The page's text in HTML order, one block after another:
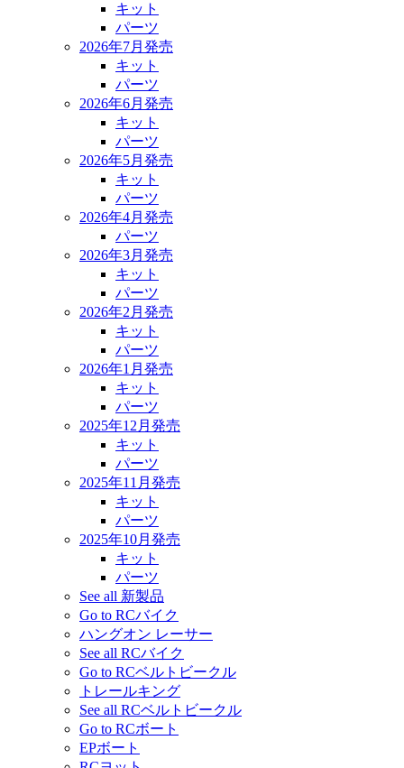
キット
パーツ
2026年7月発売
キット
パーツ
2026年6月発売
キット
パーツ
2026年5月発売
キット
パーツ
2026年4月発売
パーツ
2026年3月発売
キット
パーツ
2026年2月発売
キット
パーツ
2026年1月発売
キット
パーツ
2025年12月発売
キット
パーツ
2025年11月発売
キット
パーツ
2025年10月発売
キット
パーツ
See all 新製品
Go to RCバイク
ハングオン レーサー
See all RCバイク
Go to RCベルトビークル
トレールキング
See all RCベルトビークル
Go to RCボート
EPボート